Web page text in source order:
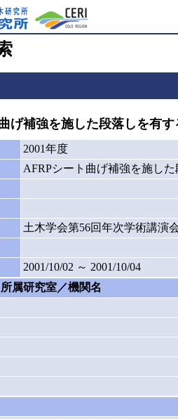
補強を施した段落しを有す
2001年度
AFRPシート曲げ補強を施し
土木学会第56回年次学術講演
2001/10/02 ～ 2001/10/04
所属研究室／機関名